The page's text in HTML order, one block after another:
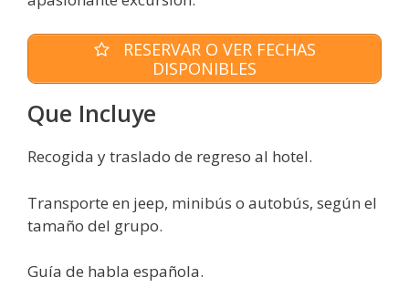
RESERVAR O VER FECHAS
DISPONIBLES
Que Incluye
Recogida y traslado de regreso al hotel.
Transporte en jeep, minibús o autobús, según el
tamaño del grupo.
Guía de habla española.